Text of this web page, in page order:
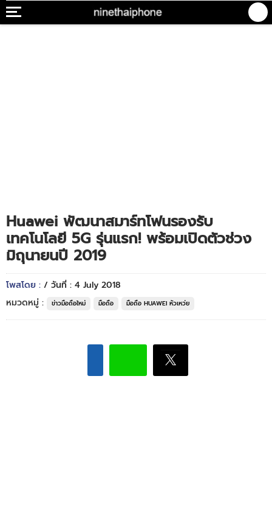
Huawei พัฒนาสมาร์ทโฟนรองรับ
เทคโนโลยี 5G รุ่นแรก! พร้อมเปิดตัวช่วง
มิถุนายนปี 2019
โพสโดย : / วันที่ : 4 July 2018
หมวดหมู่ :
ข่าวมือถือใหม่ มือถือ มือถือ HUAWEI หัวเหว่ย